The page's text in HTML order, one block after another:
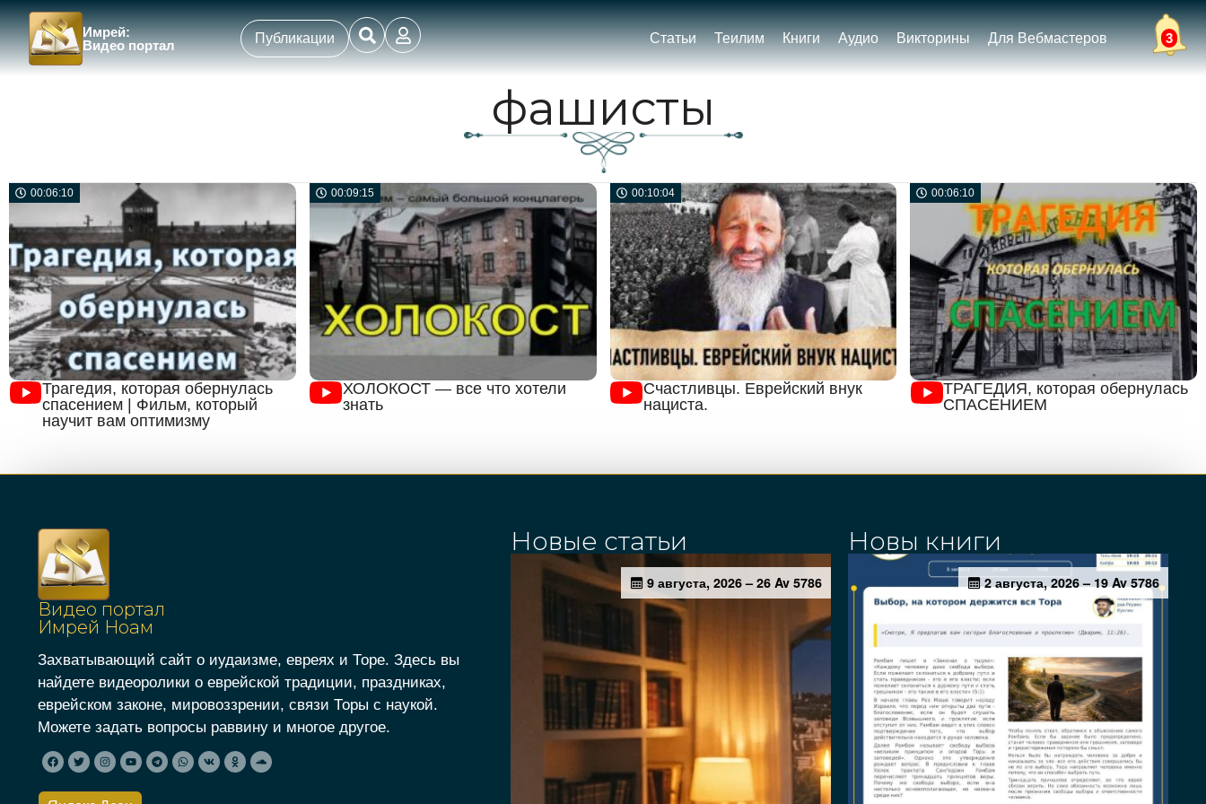
Имрей:
Видео портал
Публикации Статьи Теилим Книги Аудио Викторины Для Вебмастеров 3
фашисты
00:06:10
Трагедия, которая обернулась
спасением | Фильм, который
научит вам оптимизму
00:09:15
ХОЛОКОСТ — все что хотели
знать
00:10:04
Счастливцы. Еврейский внук
нациста.
00:06:10
ТРАГЕДИЯ, которая обернулась
СПАСЕНИЕМ
Видео портал
Имрей Ноам
Захватывающий сайт о иудаизме, евреях и Торе. Здесь вы
найдете видеоролики о еврейской традиции, праздниках,
еврейском законе, мировоззрении, связи Торы с наукой.
Можете задать вопросы раввину и многое другое.
Новые статьи Новы книги